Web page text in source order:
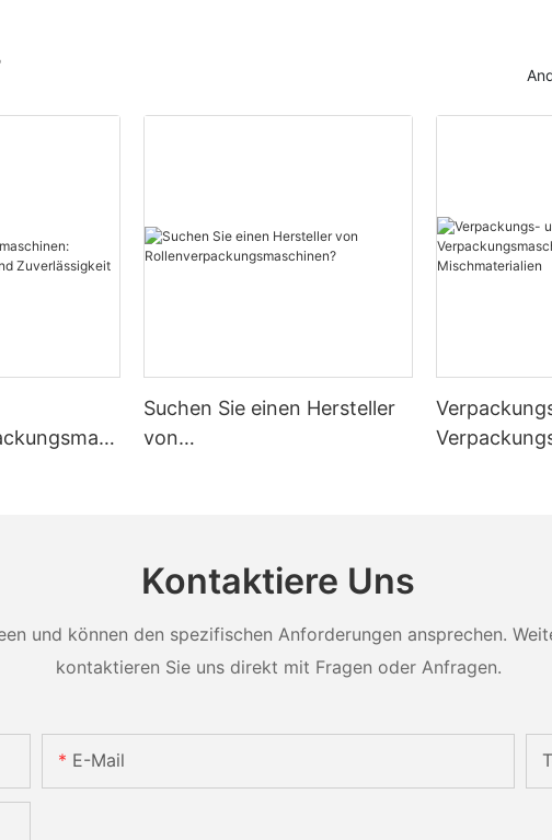
Suchen Sie einen Hersteller
von
Kontaktiere Uns
und können den spezifischen Anforderungen ansprechen.
kontaktieren Sie uns direkt mit Fragen oder Anfragen.
E-Mail